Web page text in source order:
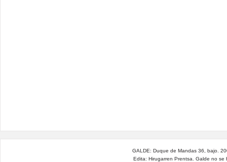
GALDE: Duque de Mandas 36, bajo.
Edita: Hirugarren Prentsa. Galde no